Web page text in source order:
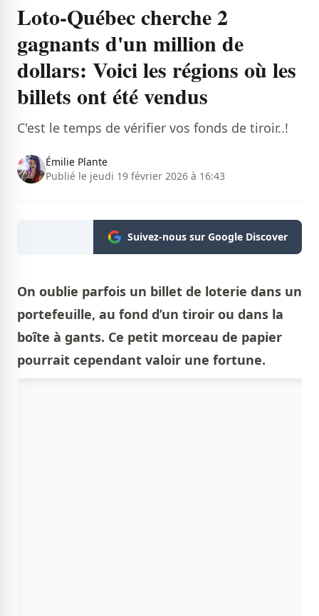
Loto-Québec cherche 2
gagnants d'un million de
dollars: Voici les régions où les
billets ont été vendus
C'est le temps de vérifier vos fonds de tiroir..!
Émilie Plante
Publié le jeudi 19 février 2026 à 16:43
Suivez-nous sur Google Discover
On oublie parfois un billet de loterie dans un
portefeuille, au fond d’un tiroir ou dans la
boîte à gants. Ce petit morceau de papier
pourrait cependant valoir une fortune.